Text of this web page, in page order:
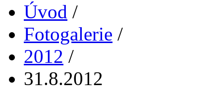
Úvod /
Fotogalerie /
2012 /
31.8.2012